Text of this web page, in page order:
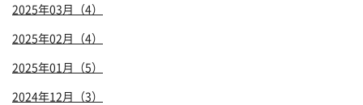
2025年03月（4）
2025年02月（4）
2025年01月（5）
2024年12月（3）